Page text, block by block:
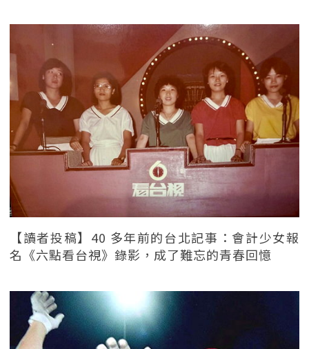
【讀者投稿】40 多年前的台北記事：會計少女報
名《六點看台視》錄影，成了難忘的青春回憶